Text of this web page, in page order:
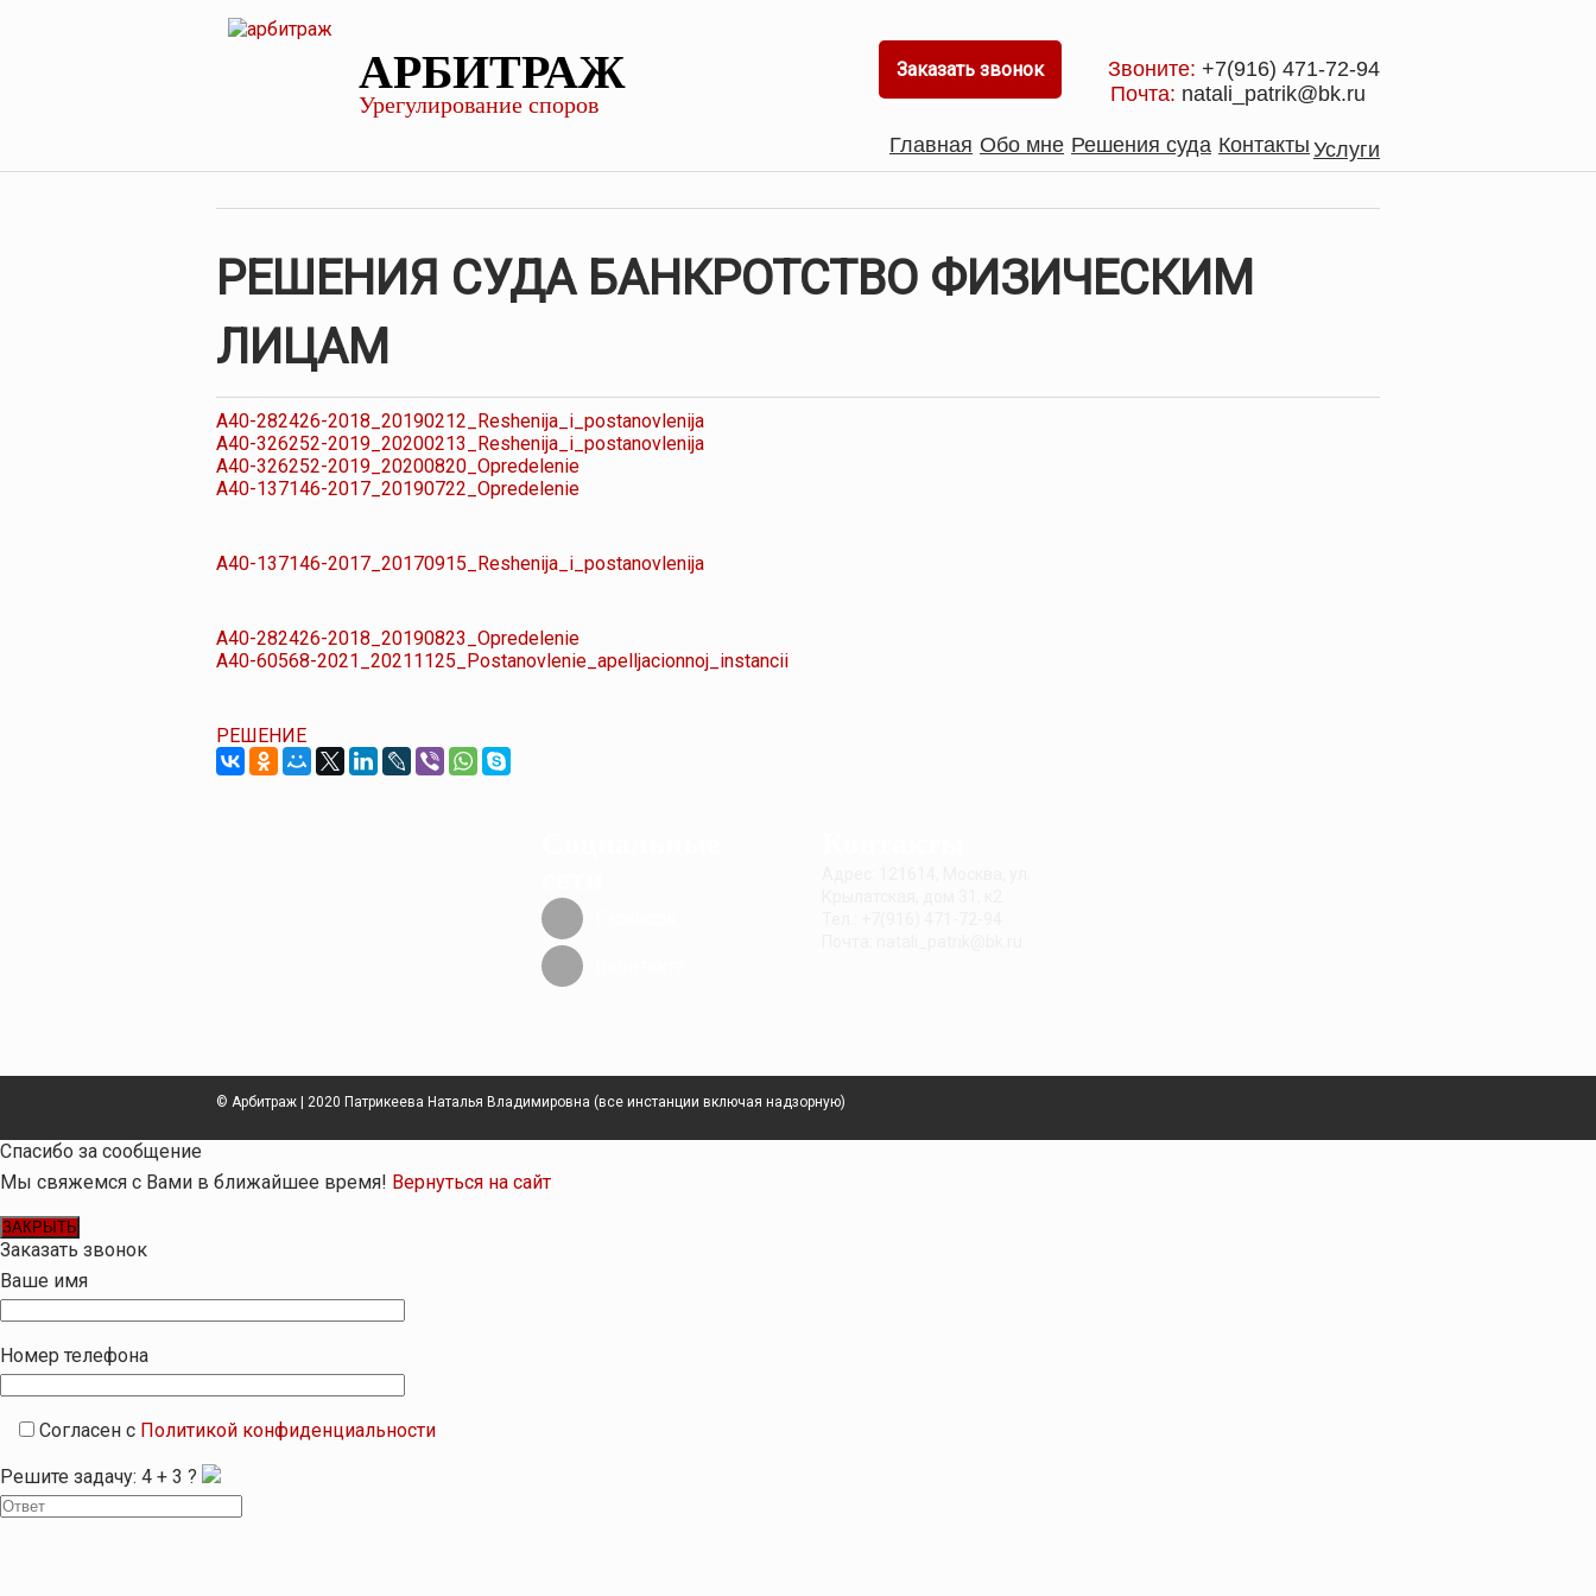
АРБИТРАЖ
Урегулирование споров
Заказать звонок Звоните: +7(916) 471-72-94
Почта: natali_patrik@bk.ru
Главная Обо мне Решения суда Контакты Услуги
РЕШЕНИЯ СУДА БАНКРОТСТВО ФИЗИЧЕСКИМ
ЛИЦАМ
A40-282426-2018_20190212_Reshenija_i_postanovlenija
A40-326252-2019_20200213_Reshenija_i_postanovlenija
A40-326252-2019_20200820_Opredelenie
A40-137146-2017_20190722_Opredelenie
A40-137146-2017_20170915_Reshenija_i_postanovlenija
A40-282426-2018_20190823_Opredelenie
A40-60568-2021_20211125_Postanovlenie_apelljacionnoj_instancii
РЕШЕНИЕ
© Арбитраж | 2020 Патрикеева Наталья Владимировна (все инстанции включая надзорную)
Спасибо за сообщение
Мы свяжемся с Вами в ближайшее время! Вернуться на сайт
ЗАКРЫТЬ
Заказать звонок
Ваше имя
Номер телефона
Согласен с Политикой конфиденциальности
Решите задачу: 4 + 3 ?